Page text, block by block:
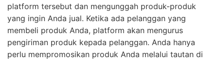
platform tersebut dan mengunggah produk-produk
yang ingin Anda jual. Ketika ada pelanggan yang
membeli produk Anda, platform akan mengurus
pengiriman produk kepada pelanggan. Anda hanya
perlu mempromosikan produk Anda melalui tautan di